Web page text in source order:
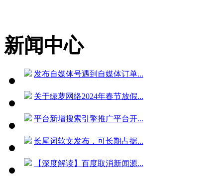
新闻中心
发布自媒体号遇到自媒体订单...
关于绿萝网络2024年春节放假...
平台新增搜索引擎推广平台开...
长尾词软文发布，可长期占据...
【深度解读】百度取消新闻源...